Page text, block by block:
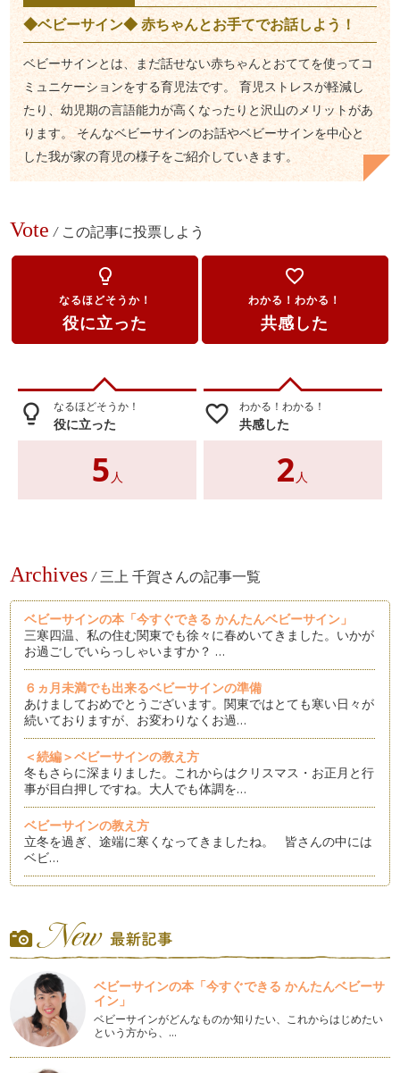
◆ベビーサイン◆ 赤ちゃんとお手てでお話しよう！
ベビーサインとは、まだ話せない赤ちゃんとおててを使ってコ
ミュニケーションをする育児法です。 育児ストレスが軽減し
たり、幼児期の言語能力が高くなったりと沢山のメリットがあ
ります。 そんなベビーサインのお話やベビーサインを中心と
した我が家の育児の様子をご紹介していきます。
Vote / この記事に投票しよう
lightbulb_outline
なるほどそうか！
役に立った
favorite_border
わかる！わかる！
共感した
lightbulb_outline なるほどそうか！
役に立った
5 人
favorite_border わかる！わかる！
共感した
2 人
Archives / 三上 千賀さんの記事一覧
ベビーサインの本「今すぐできる かんたんベビーサイン」
三寒四温、私の住む関東でも徐々に春めいてきました。いかが
お過ごしでいらっしゃいますか？ …
６ヵ月未満でも出来るベビーサインの準備
あけましておめでとうございます。関東ではとても寒い日々が
続いておりますが、お変わりなくお過…
＜続編＞ベビーサインの教え方
冬もさらに深まりました。これからはクリスマス・お正月と行
事が目白押しですね。大人でも体調を…
ベビーサインの教え方
立冬を過ぎ、途端に寒くなってきましたね。 皆さんの中には
ベビ…
える余裕がなくなって教えられないか…
ベビービクスで遊んでみよう
私はベビーサイン講師のかたわら、ベビービクスやベビーマッ
サージの講師としても活動させて頂い…
絵本とベビーサイン ２
ママさんたちからの質問の中に、サイン見せるタイミングがわ
からない。というご相談を受けること…
ベビーサインの本「今すぐできる かんたんベビーサ
イン」
ベビーサインがどんなものか知りたい、これからはじめたい
という方から、…